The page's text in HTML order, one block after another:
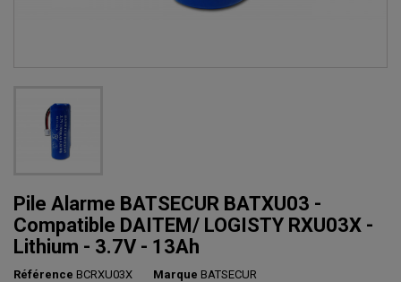
Pile Alarme BATSECUR BATXU03 -
Compatible DAITEM/ LOGISTY RXU03X -
Lithium - 3.7V - 13Ah
Référence BCRXU03X Marque BATSECUR